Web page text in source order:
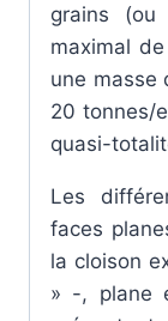
grains
maximal
une masse
20 tonnes/
quasi-
Les
faces
la cloison
» -, plane